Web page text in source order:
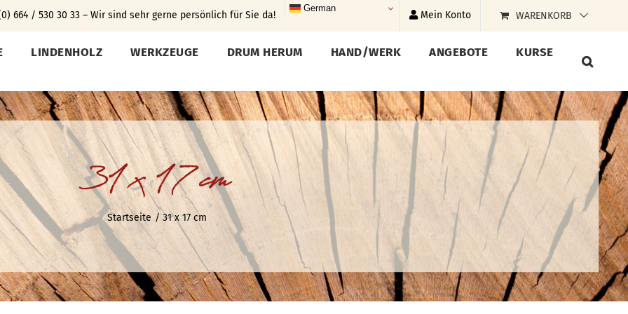
664 / 530 30 33 – Wir sind sehr gerne persönlich für Sie da!
German
Mein Konto WARENKORB
LINDENHOLZ WERKZEUGE DRUM HERUM HAND/WERK ANGEBOTE KURSE
31 x 17 cm
Startseite 31 x 17 cm